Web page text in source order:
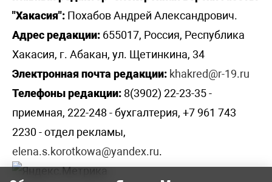
"Хакасия": Похабов Андрей Александрович.
Адрес редакции: 655017, Россия, Республика
Хакасия, г. Абакан, ул. Щетинкина, 34
Электронная почта редакции: khakred@r-19.ru
Телефоны редакции: 8(3902) 22-23-35 -
приемная, 222-248 - бухгалтерия, +7 961 743
2230 - отдел рекламы,
elena.s.korotkowa@yandex.ru.